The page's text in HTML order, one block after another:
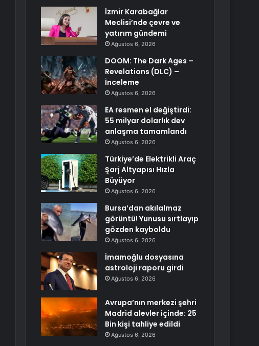
İzmir Karabağlar
Meclisi’nde çevre ve
yatırım gündemi
Ağustos 6, 2026
DOOM: The Dark Ages –
Revelations (DLC) –
İnceleme
Ağustos 6, 2026
EA resmen el değiştirdi:
55 milyar dolarlık dev
anlaşma tamamlandı
Ağustos 6, 2026
Türkiye’de Elektrikli Araç
Şarj Altyapısı Hızla
Büyüyor
Ağustos 6, 2026
Bursa’dan akılalmaz
görüntü! Yunusu sırtlayıp
gözden kayboldu
Ağustos 6, 2026
İmamoğlu dosyasına
astroloji raporu girdi
Ağustos 6, 2026
Avrupa’nın merkezi şehri
Madrid alevler içinde: 25
Bin kişi tahliye edildi
Ağustos 6, 2026